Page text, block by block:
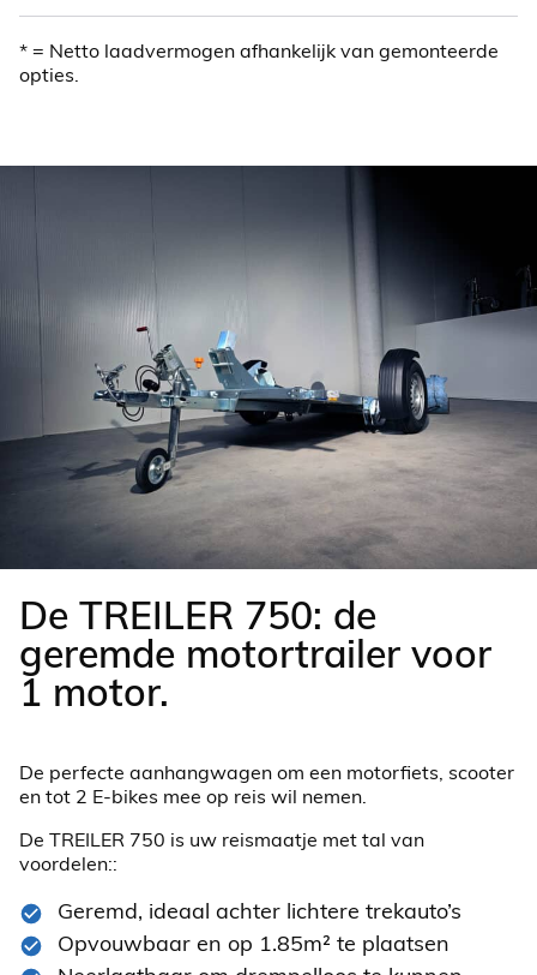
* = Netto laadvermogen afhankelijk van gemonteerde
opties.
De TREILER 750: de
geremde motortrailer voor
1 motor.
De perfecte aanhangwagen om een motorfiets, scooter
en tot 2 E-bikes mee op reis wil nemen.
De TREILER 750 is uw reismaatje met tal van
voordelen::
Geremd, ideaal achter lichtere trekauto’s
Opvouwbaar en op 1.85m² te plaatsen